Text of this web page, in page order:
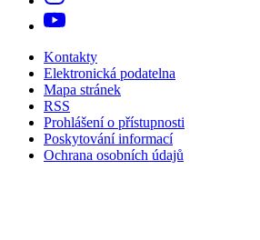
Kontakty
Elektronická podatelna
Mapa stránek
RSS
Prohlášení o přístupnosti
Poskytování informací
Ochrana osobních údajů